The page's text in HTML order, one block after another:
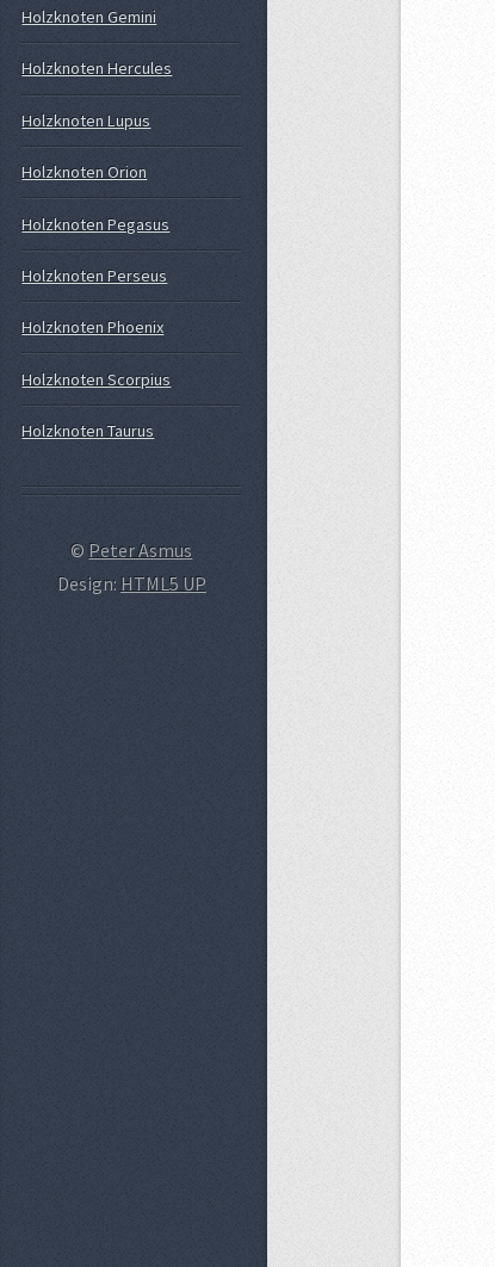
Holzknoten Gemini
Holzknoten Hercules
Holzknoten Lupus
Holzknoten Orion
Holzknoten Pegasus
Holzknoten Perseus
Holzknoten Phoenix
Holzknoten Scorpius
Holzknoten Taurus
© Peter Asmus
Design: HTML5 UP